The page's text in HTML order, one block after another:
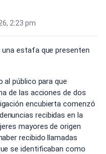
2:23 pm
estafa que presenten
al público para que
de las acciones de dos
encubierta comenzó
recibidas en la
mayores de origen
recibido llamadas
se identificaban como